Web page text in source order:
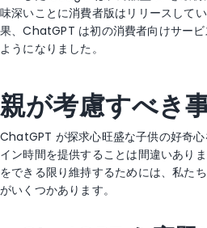
味深いことに消費者版はリリースして
果、ChatGPT は初の消費者向けサー
ようになりました。
親が考慮すべき
ChatGPT が探求心旺盛な子供の好奇
イン時間を提供することは間違いあり
をできる限り維持するためには、私た
がいくつかあります。